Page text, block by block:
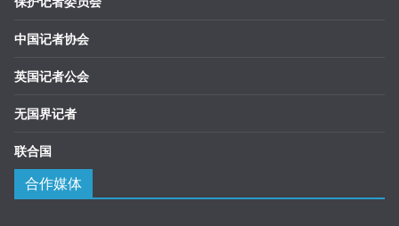
中国记者协会
英国记者公会
无国界记者
联合国
合作媒体